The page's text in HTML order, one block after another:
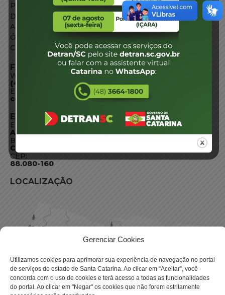
Gerenciar Cookies
Utilizamos cookies para aprimorar sua experiência de navegação no portal
de serviços do estado de Santa Catarina. Ao clicar em “Aceitar”, você
concorda com o uso de cookies e terá acesso a todas as funcionalidades
do portal. Ao clicar em "Negar" os cookies que não forem estritamente
Portal de Serviços
Diário Oficial
Acesso à Informação
Órgãos do Governo
Conheça SC
FALE CONOSCO
WhatsApp:
(48) 3664-1800
E-mail:
centraldeinformacoes@detran.sc.gov.br
ENDEREÇO
Endereço:
Av. Almirante Tamandaré - 480
Bairro:
Coqueiros, Florianópolis SC
CEP:
88.080-160
LOCALIZAÇÃO